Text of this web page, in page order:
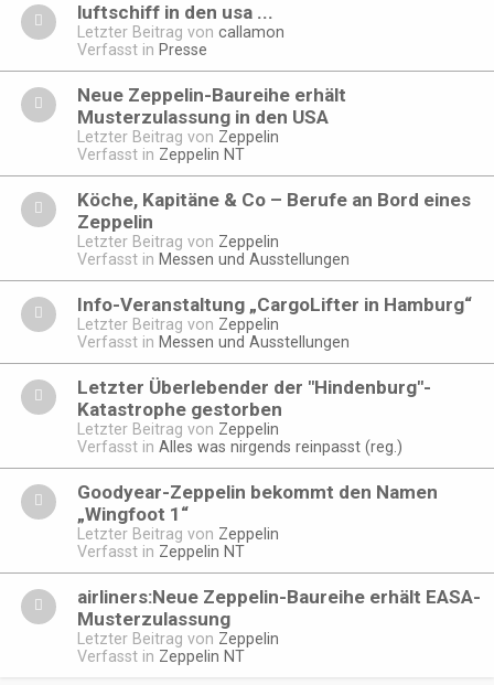
luftschiff in den usa ...
Letzter Beitrag von callamon
Verfasst in Presse
Neue Zeppelin-Baureihe erhält
Musterzulassung in den USA
Letzter Beitrag von Zeppelin
Verfasst in Zeppelin NT
Köche, Kapitäne & Co – Berufe an Bord eines
Zeppelin
Letzter Beitrag von Zeppelin
Verfasst in Messen und Ausstellungen
Info-Veranstaltung „CargoLifter in Hamburg“
Letzter Beitrag von Zeppelin
Verfasst in Messen und Ausstellungen
Letzter Überlebender der "Hindenburg"-
Katastrophe gestorben
Letzter Beitrag von Zeppelin
Verfasst in Alles was nirgends reinpasst (reg.)
Goodyear-Zeppelin bekommt den Namen
„Wingfoot 1“
Letzter Beitrag von Zeppelin
Verfasst in Zeppelin NT
airliners:Neue Zeppelin-Baureihe erhält EASA-
Musterzulassung
Letzter Beitrag von Zeppelin
Verfasst in Zeppelin NT